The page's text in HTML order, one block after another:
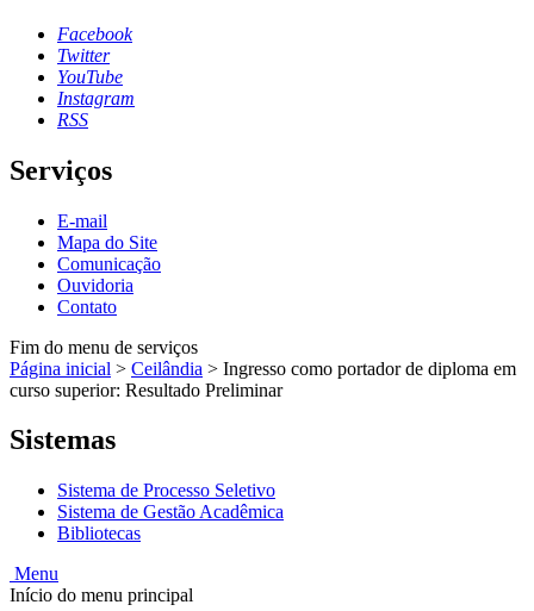
Facebook
Twitter
YouTube
Instagram
RSS
Serviços
E-mail
Mapa do Site
Comunicação
Ouvidoria
Contato
Fim do menu de serviços
Página inicial > Ceilândia > Ingresso como portador de diploma em
curso superior: Resultado Preliminar
Sistemas
Sistema de Processo Seletivo
Sistema de Gestão Acadêmica
Bibliotecas
Menu
Início do menu principal